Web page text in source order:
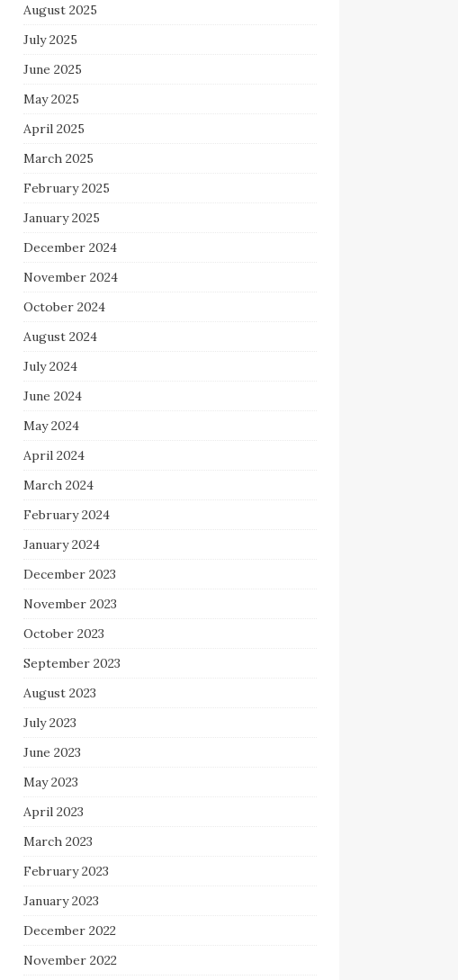
August 2025
July 2025
June 2025
May 2025
April 2025
March 2025
February 2025
January 2025
December 2024
November 2024
October 2024
August 2024
July 2024
June 2024
May 2024
April 2024
March 2024
February 2024
January 2024
December 2023
November 2023
October 2023
September 2023
August 2023
July 2023
June 2023
May 2023
April 2023
March 2023
February 2023
January 2023
December 2022
November 2022